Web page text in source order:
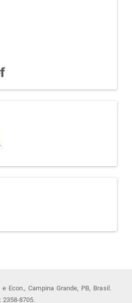
Econ., Campina Grande, PB, Brasil.
2358-8705.